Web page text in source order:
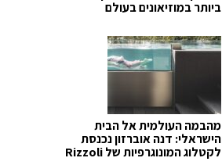
ביותר במוזיאונים בעולם
מהבמה העולמית אל הבית
הישראלי: דנה אוברזון נכנסת
לקטלוג המונוגרפיות של Rizzoli